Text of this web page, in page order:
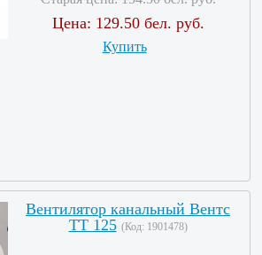
Цена: 129.50 бел. руб.
Купить
Вентилятор канальный Вентс
ТТ 125 (Код: 1901478)